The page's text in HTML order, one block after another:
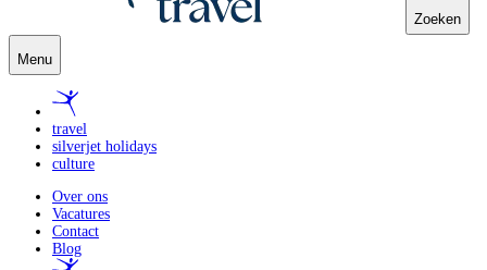
Zoeken
Menu
travel
silverjet holidays
culture
Over ons
Vacatures
Contact
Blog